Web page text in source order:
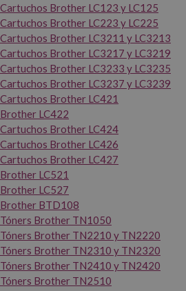
Cartuchos Brother LC123 y LC125
Cartuchos Brother LC223 y LC225
Cartuchos Brother LC3211 y LC3213
Cartuchos Brother LC3217 y LC3219
Cartuchos Brother LC3233 y LC3235
Cartuchos Brother LC3237 y LC3239
Cartuchos Brother LC421
Brother LC422
Cartuchos Brother LC424
Cartuchos Brother LC426
Cartuchos Brother LC427
Brother LC521
Brother LC527
Brother BTD108
Tóners Brother TN1050
Tóners Brother TN2210 y TN2220
Tóners Brother TN2310 y TN2320
Tóners Brother TN2410 y TN2420
Tóners Brother TN2510